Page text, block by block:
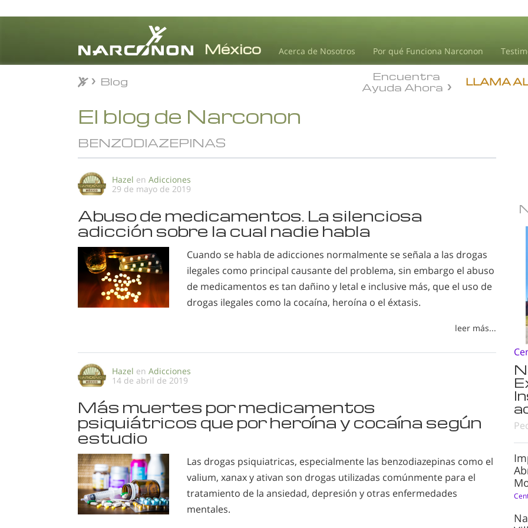
Acerca de Nosotros Por qué Funciona Narconon
LLAMA
Encuentra
Ayuda Ahora
Blog
El blog de Narconon
BENZODIAZEPINAS
Hazel en Adicciones
29 de mayo de 2019
Abuso de medicamentos. La silenciosa
adicción sobre la cual nadie habla
Cuando se habla de adicciones normalmente se señala a las drogas
ilegales como principal causante del problema, sin embargo el abuso
de medicamentos es tan dañino y letal e inclusive más, que el uso de
drogas ilegales como la cocaína, heroína o el éxtasis.
leer más...
Hazel en Adicciones
14 de abril de 2019
Más muertes por medicamentos
psiquiátricos que por heroína y cocaína según
estudio
Las drogas psiquiatricas, especialmente las benzodiazepinas como el
valium, xanax y ativan son drogas utilizadas comúnmente para el
tratamiento de la ansiedad, depresión y otras enfermedades
mentales.
Blog